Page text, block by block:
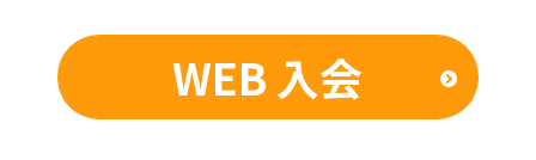
the
service.
WEB 入会